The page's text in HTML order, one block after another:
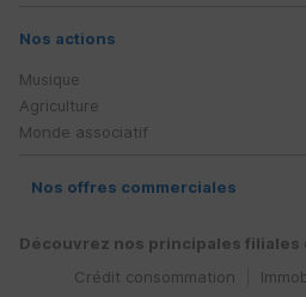
Nos actions
Musique
Agriculture
Monde associatif
Nos offres commerciales
Découvrez nos principales filiales
Crédit consommation